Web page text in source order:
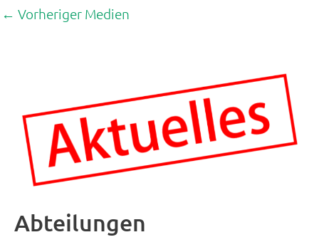
Abteilungen
← Vorheriger Medien